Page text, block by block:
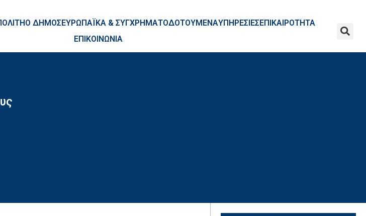
Ο ΔΗΜΟΣΕΥΡΩΠΑΪΚΑ & ΣΥΓΧΡΗΜΑΤΟΔΟΤΟΥΜΕΝΑΥΠΗΡΕΣΙΕΣΕΠΙΚΑΙΡΟΤΗΤΑ
ΕΠΙΚΟΙΝΩΝΙΑ